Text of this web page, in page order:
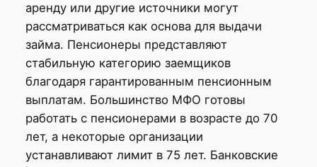
аренду или другие источники могут
рассматриваться как основа для выдачи
займа. Пенсионеры представляют
стабильную категорию заемщиков
благодаря гарантированным пенсионным
выплатам. Большинство МФО готовы
работать с пенсионерами в возрасте до 70
лет, а некоторые организации
устанавливают лимит в 75 лет. Банковские